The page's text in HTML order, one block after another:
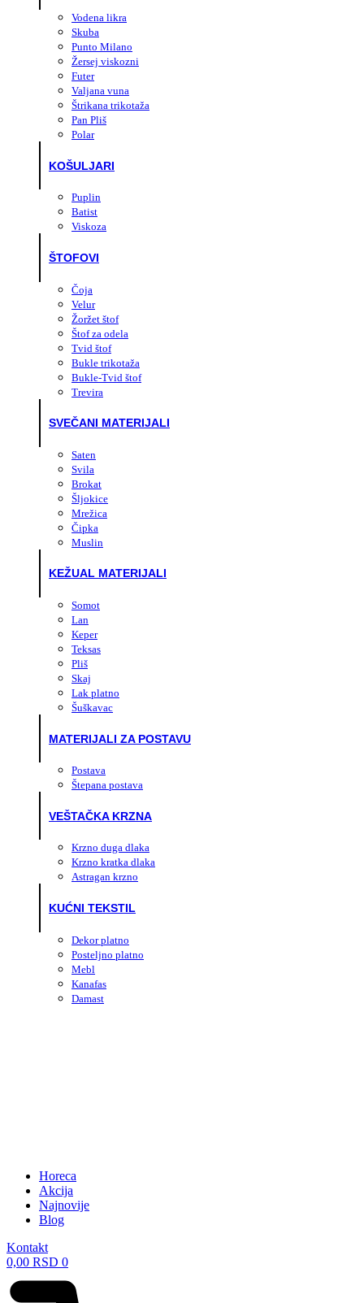
Vodena likra
Skuba
Punto Milano
Žersej viskozni
Futer
Valjana vuna
Štrikana trikotaža
Pan Pliš
Polar
KOŠULJARI
Puplin
Batist
Viskoza
ŠTOFOVI
Čoja
Velur
Žoržet štof
Štof za odela
Tvid štof
Bukle trikotaža
Bukle-Tvid štof
Trevira
SVEČANI MATERIJALI
Saten
Svila
Brokat
Šljokice
Mrežica
Čipka
Muslin
KEŽUAL MATERIJALI
Somot
Lan
Keper
Teksas
Pliš
Skaj
Lak platno
Šuškavac
MATERIJALI ZA POSTAVU
Postava
Štepana postava
VEŠTAČKA KRZNA
Krzno duga dlaka
Krzno kratka dlaka
Astragan krzno
KUĆNI TEKSTIL
Dekor platno
Posteljno platno
Mebl
Kanafas
Damast
Horeca
Akcija
Najnovije
Blog
Kontakt
0,00 RSD 0